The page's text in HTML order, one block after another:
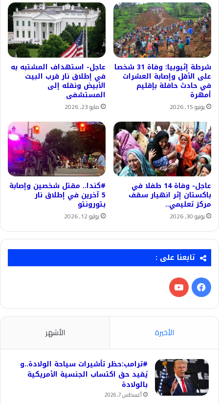
شرطة إثيوبيا: وفاة 31 شخصا
على الأقل وإصابة العشرات
في حادث حافلة بإقليم
أمهرة
يونيو 15, 2026
عاجل- استهداف المشتبه به
في إطلاق نار قرب البيت
الأبيض ونقله إلى
المستشفى
مايو 23, 2026
عاجل- وفاة 14 طفلا في
باكستان إثر انهيار سقف
مركز تعليمي..
يونيو 30, 2026
#كندا.. مقتل شخصين وإصابة
5 آخرين في إطلاق نار
بتورونتو
يوليو 12, 2026
تابعنا على :
فيسبوك‫YouTube
الأخيرة الأشهر
#ترامب:حظر تأشيرات سياحة الولادة..و
يُقيد حق اكتساب الجنسية الأمريكية
بالولادة
أغسطس 7, 2026